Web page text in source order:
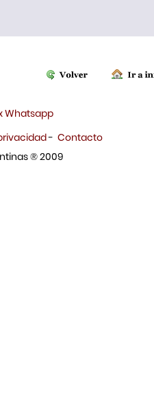
Whatsapp
- Contacto
® 2009